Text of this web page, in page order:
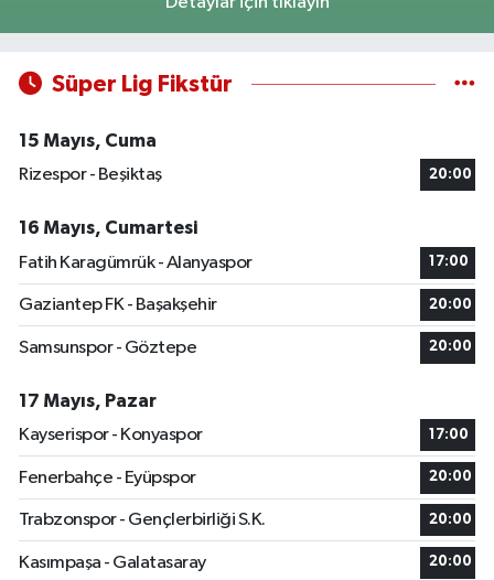
Süper Lig Fikstür
15 Mayıs, Cuma
Rizespor - Beşiktaş
20:00
16 Mayıs, Cumartesi
Fatih Karagümrük - Alanyaspor
17:00
Gaziantep FK - Başakşehir 20:00
Samsunspor - Göztepe 20:00
17 Mayıs, Pazar
Kayserispor - Konyaspor
17:00
Fenerbahçe - Eyüpspor 20:00
Trabzonspor - Gençlerbirliği S.K. 20:00
Kasımpaşa - Galatasaray 20:00